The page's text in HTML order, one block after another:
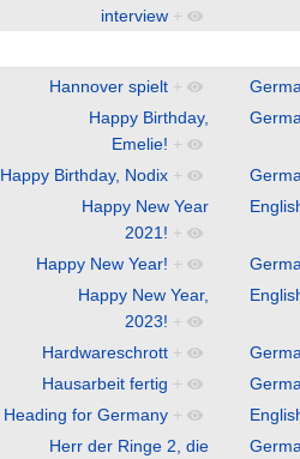
interview +
Hannover spielt +
Happy Birthday,
Emelie! +
Happy Birthday, Nodix +
Happy New Year
2021! +
Happy New Year! +
Happy New Year,
2023! +
Hardwareschrott +
Hausarbeit fertig +
Heading for Germany +
Herr der Ringe 2, die